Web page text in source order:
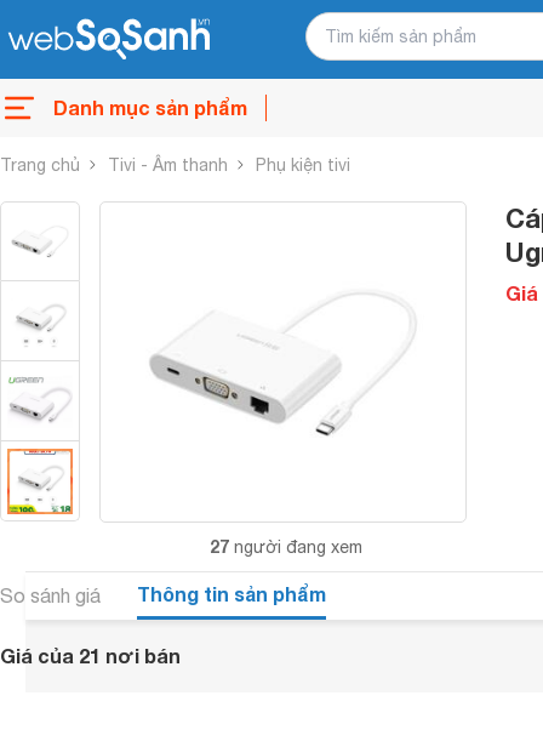
Danh mục sản phẩm
Trang chủ Tivi - Âm thanh Phụ kiện tivi
27 người đang xem
So sánh giá Thông tin sản phẩm
Giá của 21 nơi bán